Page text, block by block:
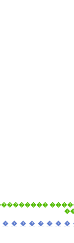
� � � � � � � �